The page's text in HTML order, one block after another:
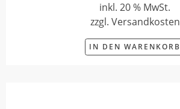
inkl. 20 % MwSt.
zzgl. Versandkosten
IN DEN WARENKORB